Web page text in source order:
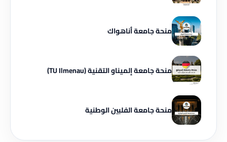
منحة جامعة أناهواك
منحة جامعة إلميناو التقنية (TU Ilmenau)
منحة جامعة الفلبين الوطنية